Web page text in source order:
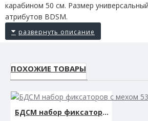
карабином 50 см. Размер
атрибутов BDSM.
ПОХОЖИЕ ТОВАРЫ
БДСМ набор фиксаторов с мехом 53011ars